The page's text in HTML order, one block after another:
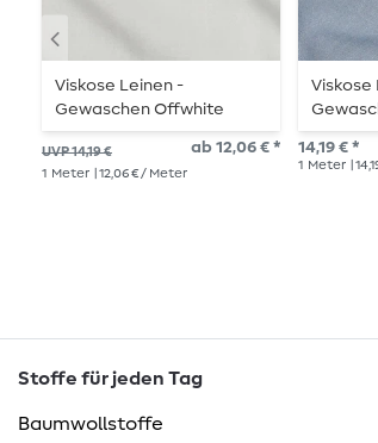
Viskose Leinen -
Gewaschen Offwhite
UVP 14,19 € ab 12,06 € *
1 Meter | 12,06 € / Meter
Viskose
14,19 € *
1 Meter |
Stoffe für jeden Tag
Baumwollstoffe